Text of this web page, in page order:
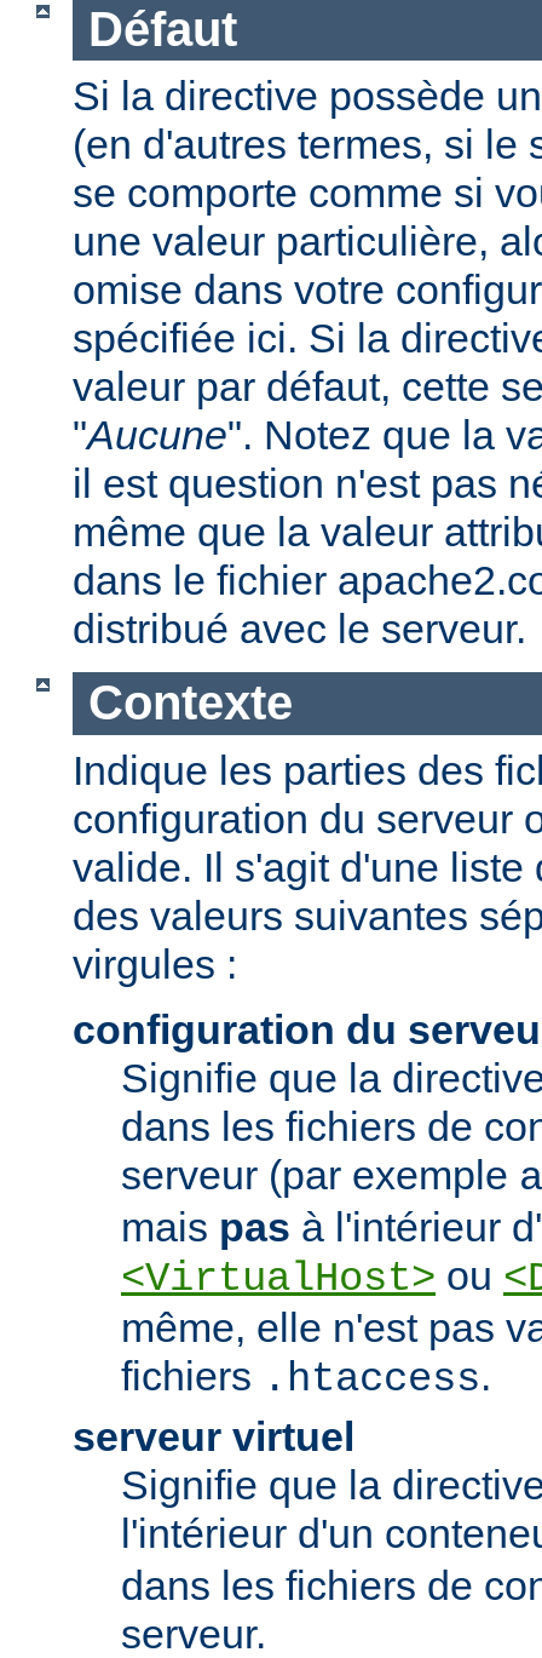
Défaut
Si la directive possède
(en d'autres termes, si le
se comporte comme si
une valeur particulière,
omise dans votre
spécifiée ici. Si la
valeur par défaut, cette
"Aucune". Notez que la
il est question n'est pas
même que la valeur
dans le fichier
distribué avec le serveur.
Contexte
Indique les parties des
configuration du serveur
valide. Il s'agit d'une liste
des valeurs suivantes
virgules :
configuration du
Signifie que la
dans les fichiers de
serveur (par exemple
mais pas à l'intérieur
<VirtualHost> ou
même, elle n'est pas
fichiers .htaccess.
serveur virtuel
Signifie que la
l'intérieur d'un
dans les fichiers de
serveur.